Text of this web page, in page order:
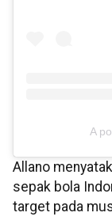
A
Allano
sepak bola
target pada